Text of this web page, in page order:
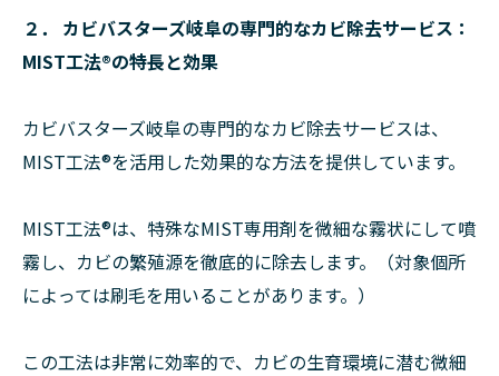
２． カビバスターズ岐阜の専門的なカビ除去サービス：
MIST工法®の特長と効果
カビバスターズ岐阜の専門的なカビ除去サービスは、
MIST工法®を活用した効果的な方法を提供しています。
MIST工法®は、特殊なMIST専用剤を微細な霧状にして噴
霧し、カビの繁殖源を徹底的に除去します。（対象個所
によっては刷毛を用いることがあります。）
この工法は非常に効率的で、カビの生育環境に潜む微細